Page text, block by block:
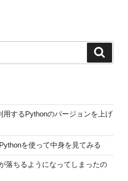
用するPythonのバージョンを上げ
を使って中身を見てみる
落ちるようになってしまったの